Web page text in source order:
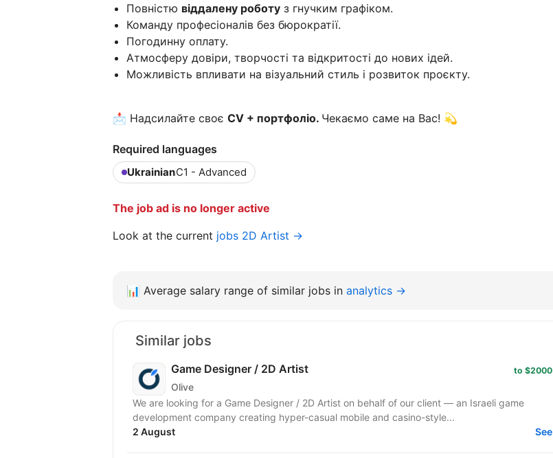
Повністю віддалену роботу з гнучким графіком.
Команду професіоналів без бюрократії.
Погодинну оплату.
Атмосферу довіри, творчості та відкритості до нових ідей.
Можливість впливати на візуальний стиль і розвиток проєкту.
📩 Надсилайте своє CV + портфоліо. Чекаємо саме на Вас! 💫
Required languages
UkrainianC1 - Advanced
The job ad is no longer active
Look at the current jobs 2D Artist →
📊 Average salary range of similar jobs in analytics →
Similar jobs
Game Designer / 2D Artist
Olive
to $2000
We are looking for a Game Designer / 2D Artist on behalf of our client — an Israeli game
development company creating hyper-casual mobile and casino-style...
2 August
See